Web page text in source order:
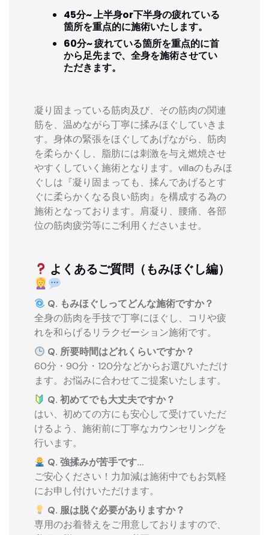
45分~ 上半身or下半身の疲れている
箇所を重点的に施術いたします。
60分~ 疲れている箇所を重点的に首
から足先まで、全身を施術させてい
ただきます。
凝り固まっている筋肉及び、その筋肉の関連
筋を、温めながら丁寧に揉みほぐしていきま
す。身体の緊張をほぐしてあげながら、筋肉
を柔らかくし、脂肪には刺激を与え燃焼させ
やすくしていく施術となります。villaのもみほ
ぐしは『凝り固まっても、揉んであげるとす
ぐに柔らかくなる良い筋肉』を構成する為の
施術となっております。肩凝り、腰痛、各部
位の筋肉疲労等にご利用くださいませ。
よくあるご質問（もみほぐし編）
Q. もみほぐしってどんな施術ですか？
全身の筋肉を手技で丁寧にほぐし、コリや疲
れを和らげるリラクゼーション施術です。
Q. 所要時間はどれくらいですか？
60分・90分・120分などからお選びいただけ
ます。お悩みに合わせてご提案いたします。
Q. 初めてでも大丈夫ですか？
はい、初めての方にも安心して受けていただ
けるよう、施術前に丁寧なカウンセリングを
行います。
Q. 強揉みが苦手です…
ご安心ください！力加減は施術中でもお気軽
にお申し付けいただけます。
Q. 服は脱ぐ必要がありますか？
専用のお着替えをご用意しておりますので、